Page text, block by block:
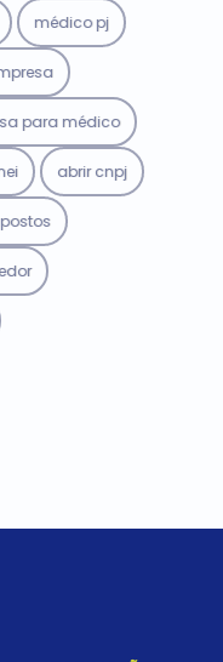
médico pj
para médico
abrir cnpj